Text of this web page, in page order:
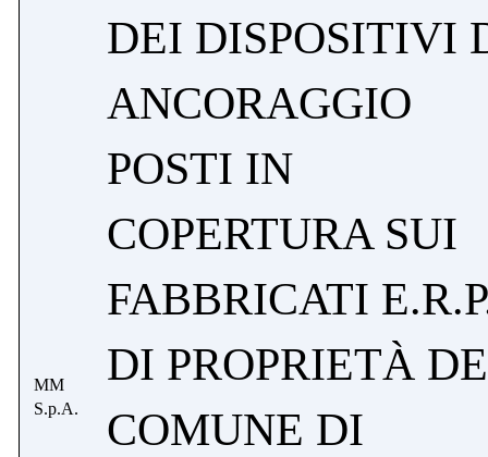
MM
S.p.A.
DEI DISPOSITIVI
ANCORAGGIO
POSTI IN
COPERTURA SUI
FABBRICATI
DI PROPRIETÀ
COMUNE DI